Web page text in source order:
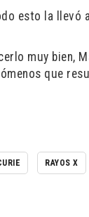
esto la llevó
muy bien,
que
RAYOS X